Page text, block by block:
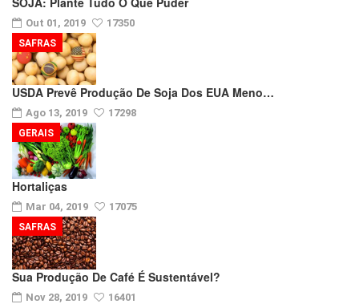
Out 01, 2019 17350
USDA Prevê Produção De Soja Dos EUA Meno…
Ago 13, 2019 17298
SAFRAS
Hortaliças
Mar 04, 2019 17075
GERAIS
Sua Produção De Café É Sustentável?
Nov 28, 2019 16401
SAFRAS